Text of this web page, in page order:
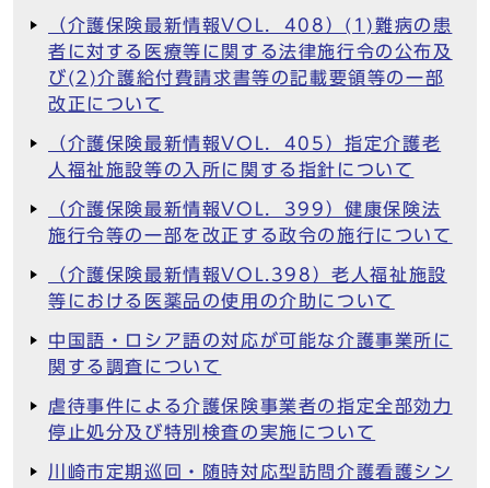
（介護保険最新情報VOL．408）(1)難病の患
者に対する医療等に関する法律施行令の公布及
び(2)介護給付費請求書等の記載要領等の一部
改正について
（介護保険最新情報VOL．405）指定介護老
人福祉施設等の入所に関する指針について
（介護保険最新情報VOL．399）健康保険法
施行令等の一部を改正する政令の施行について
（介護保険最新情報VOL.398）老人福祉施設
等における医薬品の使用の介助について
中国語・ロシア語の対応が可能な介護事業所に
関する調査について
虐待事件による介護保険事業者の指定全部効力
停止処分及び特別検査の実施について
川崎市定期巡回・随時対応型訪問介護看護シン